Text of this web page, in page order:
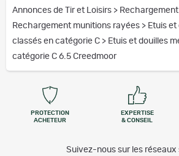
Annonces de Tir et Loisirs >
Rechargement munitions rayées > Etuis
classés en catégorie C > Etuis et douilles
catégorie C 6.5 Creedmoor
PROTECTION
ACHETEUR
EXPERTISE
& CONSEIL
Suivez-nous sur les réseaux